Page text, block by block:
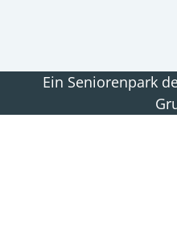
Ein Seniorenpark